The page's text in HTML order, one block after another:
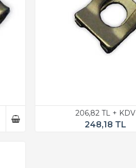
206,82 TL + KDV
248,18 TL